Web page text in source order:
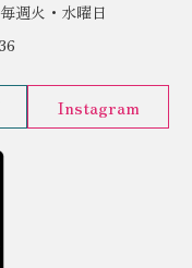
週火・水曜日
Instagram